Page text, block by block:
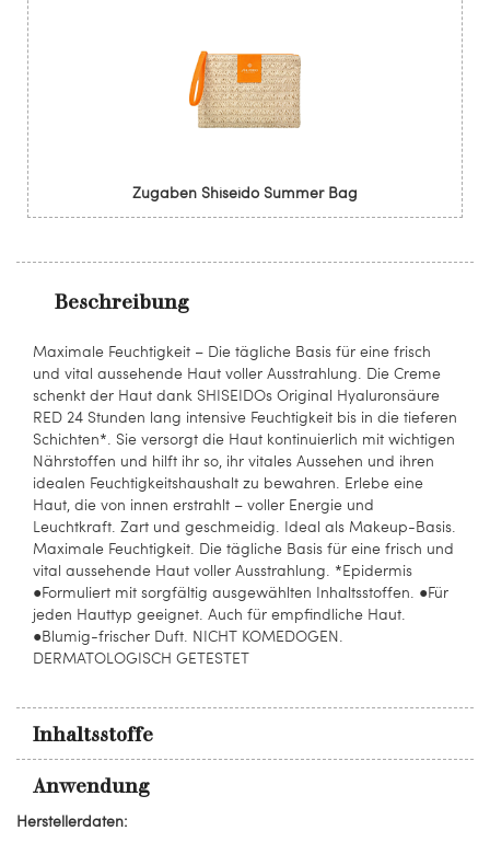
Beschreibung
Maximale Feuchtigkeit – Die tägliche Basis für eine frisch
und vital aussehende Haut voller Ausstrahlung. Die Creme
schenkt der Haut dank SHISEIDOs Original Hyaluronsäure
RED 24 Stunden lang intensive Feuchtigkeit bis in die tieferen
Schichten*. Sie versorgt die Haut kontinuierlich mit wichtigen
Nährstoffen und hilft ihr so, ihr vitales Aussehen und ihren
idealen Feuchtigkeitshaushalt zu bewahren. Erlebe eine
Haut, die von innen erstrahlt – voller Energie und
Leuchtkraft. Zart und geschmeidig. Ideal als Makeup-Basis.
Maximale Feuchtigkeit. Die tägliche Basis für eine frisch und
vital aussehende Haut voller Ausstrahlung. *Epidermis
●Formuliert mit sorgfältig ausgewählten Inhaltsstoffen. ●Für
jeden Hauttyp geeignet. Auch für empfindliche Haut.
●Blumig-frischer Duft. NICHT KOMEDOGEN.
DERMATOLOGISCH GETESTET
Inhaltsstoffe
Anwendung
Zugaben Shiseido Summer Bag
Herstellerdaten: